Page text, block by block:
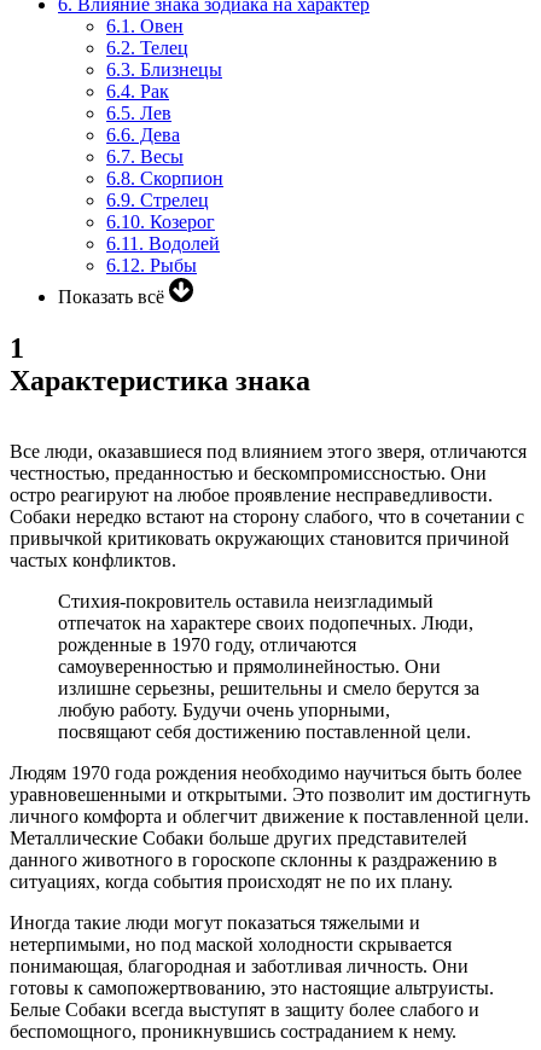
6.1. Овен
6.2. Телец
6.3. Близнецы
6.4. Рак
6.5. Лев
6.6. Дева
6.7. Весы
6.8. Скорпион
6.9. Стрелец
6.10. Козерог
6.11. Водолей
6.12. Рыбы
Показать всё
1
Характеристика знака
Все люди, оказавшиеся под влиянием этого зверя, отличаются
честностью, преданностью и бескомпромиссностью. Они
остро реагируют на любое проявление несправедливости.
Собаки нередко встают на сторону слабого, что в сочетании с
привычкой критиковать окружающих становится причиной
частых конфликтов.
Стихия-покровитель оставила неизгладимый
отпечаток на характере своих подопечных. Люди,
рожденные в 1970 году, отличаются
самоуверенностью и прямолинейностью. Они
излишне серьезны, решительны и смело берутся за
любую работу. Будучи очень упорными,
посвящают себя достижению поставленной цели.
Людям 1970 года рождения необходимо научиться быть более
уравновешенными и открытыми. Это позволит им достигнуть
личного комфорта и облегчит движение к поставленной цели.
Металлические Собаки больше других представителей
данного животного в гороскопе склонны к раздражению в
ситуациях, когда события происходят не по их плану.
Иногда такие люди могут показаться тяжелыми и
нетерпимыми, но под маской холодности скрывается
понимающая, благородная и заботливая личность. Они
готовы к самопожертвованию, это настоящие альтруисты.
Белые Собаки всегда выступят в защиту более слабого и
беспомощного, проникнувшись состраданием к нему.